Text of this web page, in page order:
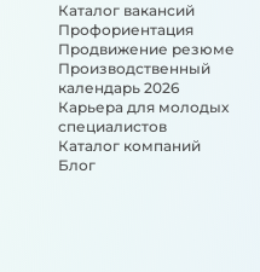
Каталог вакансий
Профориентация
Продвижение резюме
Производственный
календарь 2026
Карьера для молодых
специалистов
Каталог компаний
Блог